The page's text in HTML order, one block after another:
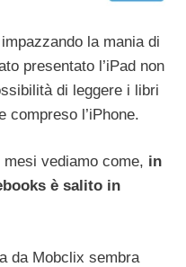
la mania di
presentato l’iPad non
di leggere i libri
compreso l’iPhone.
vediamo come, in
è salito in
da Mobclix sembra